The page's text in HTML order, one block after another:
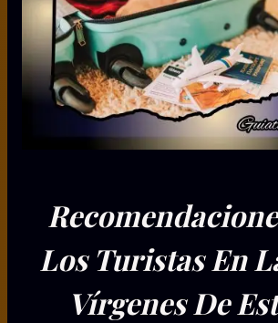
Los Turistas En
Vírgenes De